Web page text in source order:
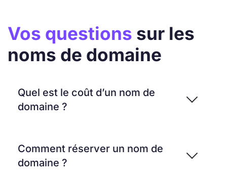
Vos questions sur les
noms de domaine
Quel est le coût d’un nom de
domaine ?
Comment réserver un nom de
domaine ?